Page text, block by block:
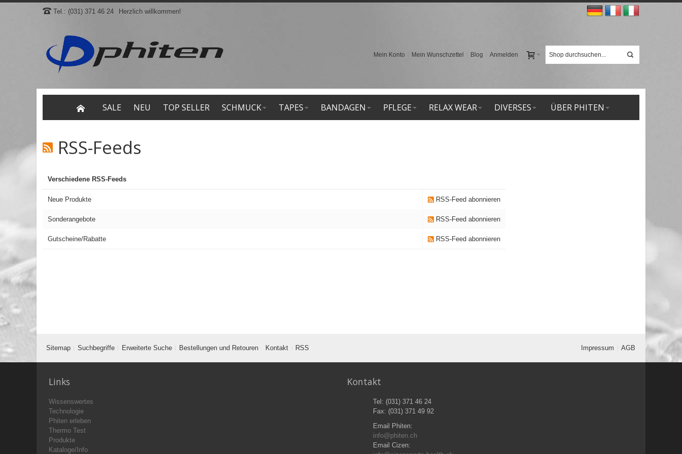
Tel.: (031) 371 46 24 Herzlich willkommen!
Mein Konto Mein Wunschzettel Blog Anmelden
SALE NEU TOP SELLER SCHMUCK TAPES BANDAGEN PFLEGE RELAX WEAR DIVERSES ÜBER PHITEN
RSS-Feeds
Verschiedene RSS-Feeds
Neue Produkte RSS-Feed abonnieren
Sonderangebote RSS-Feed abonnieren
Gutscheine/Rabatte RSS-Feed abonnieren
Sitemap Suchbegriffe Erweiterte Suche Bestellungen und Retouren Kontakt RSS Impressum AGB
Links
Wissenswertes
Technologie
Phiten erleben
Thermo Test
Produkte
Kataloge/Info
Kontakt
Tel: (031) 371 46 24
Fax: (031) 371 49 92
Email Phiten:
info@phiten.ch
Email Cizen: